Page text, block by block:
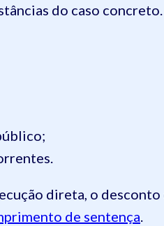
do caso
direta, o
de sentença.